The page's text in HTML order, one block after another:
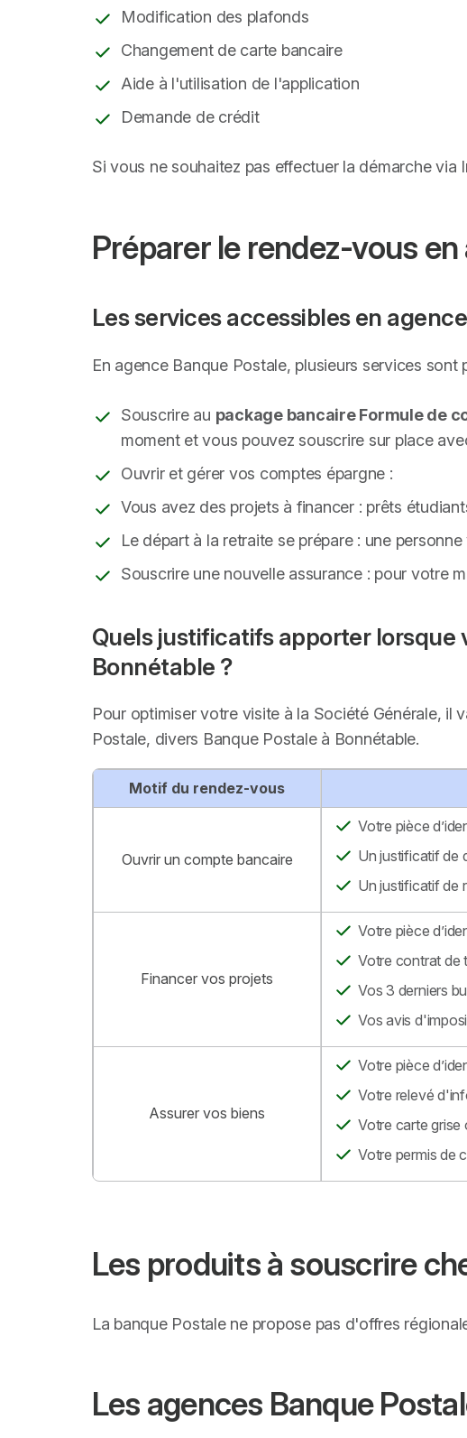
Modification des plafonds
Changement de carte bancaire
Aide à l'utilisation de l'application
Demande de crédit
Si vous ne souhaitez pas effectuer la démarche
Préparer le rendez-vous
Les services accessibles en
En agence Banque Postale, plusieurs services sont
Souscrire au package bancaire Formule de
moment et vous pouvez souscrire sur place
Ouvrir et gérer vos comptes épargne :
Vous avez des projets à financer : prêts
Le départ à la retraite se prépare : une
Souscrire une nouvelle assurance : pour votre
Quels justificatifs apporter lorsque
Bonnétable ?
Pour optimiser votre visite à la Société Générale, il
Postale, divers Banque Postale à Bonnétable.
Motif du rendez-vous
Ouvrir un compte bancaire
Votre pièce
Un justificatif de
Un justificatif de
Financer vos projets
Votre pièce
Votre contrat de
Vos 3 derniers
Vos avis
Assurer vos biens
Votre pièce
Votre relevé
Votre carte
Votre permis de
Les produits à souscrire
La banque Postale ne propose pas d'offres
Les agences Banque